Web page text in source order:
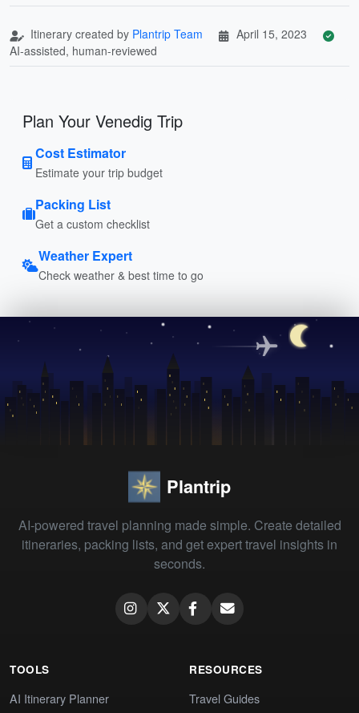
Itinerary created by Plantrip Team
April 15, 2023
AI-assisted, human-reviewed
Plan Your Venedig Trip
Cost Estimator
Estimate your trip budget
Packing List
Get a custom checklist
Weather Expert
Check weather & best time to go
Plantrip
AI-powered travel planning made simple. Create detailed
itineraries, packing lists, and get expert travel insights in
seconds.
TOOLS
AI Itinerary Planner
RESOURCES
Travel Guides